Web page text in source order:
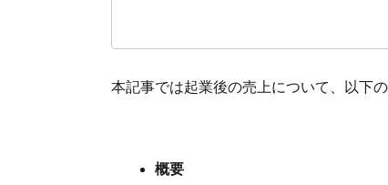
本記事では起業後の売上について、以下
概要